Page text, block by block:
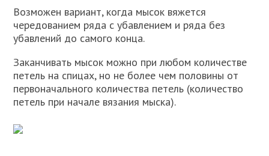
Возможен вариант, когда мысок вяжется
чередованием ряда с убавлением и ряда без
убавлений до самого конца.
Заканчивать мысок можно при любом количестве
петель на спицах, но не более чем половины от
первоначального количества петель (количество
петель при начале вязания мыска).